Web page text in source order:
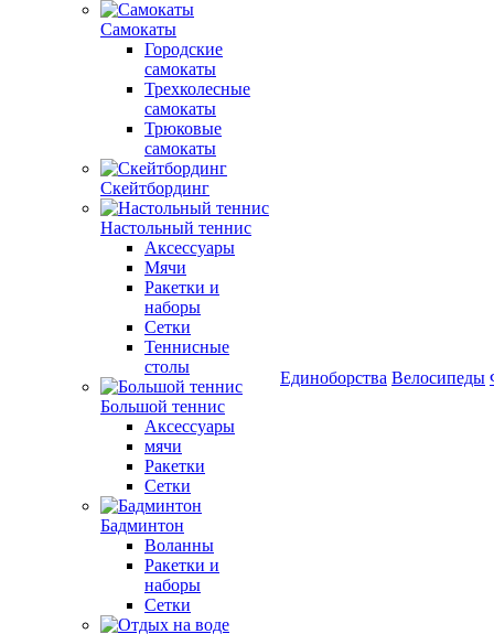
Самокаты
Городские
самокаты
Трехколесные
самокаты
Трюковые
самокаты
Скейтбординг
Настольный теннис
Аксессуары
Мячи
Ракетки и
наборы
Сетки
Теннисные
столы
Большой теннис
Аксессуары
мячи
Ракетки
Сетки
Бадминтон
Воланны
Ракетки и
наборы
Сетки
Единоборства Велосипеды